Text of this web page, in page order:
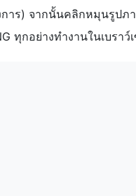
าร) จากนั้นคลิกหมุนรูปภ
ทุกอย่างทำงานในเบรา